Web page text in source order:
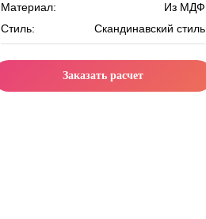
Материал:
Из МДФ
Стиль:
Скандинавский стиль
Заказать расчет